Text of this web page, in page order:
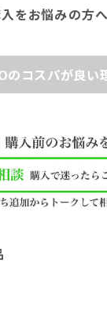
をお悩みの方へ
のコスパが良い